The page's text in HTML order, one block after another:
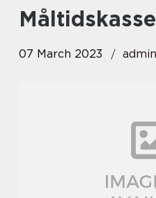
07 March 2023 admin